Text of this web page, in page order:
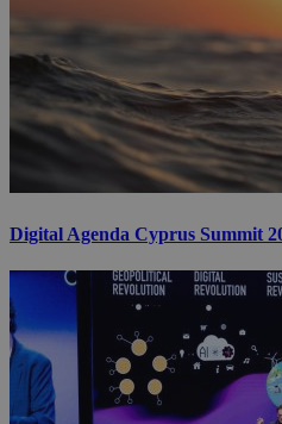
Digital Agenda Cyprus Summit